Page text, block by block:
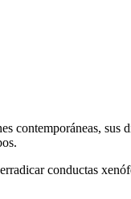
contemporáneas,
conductas